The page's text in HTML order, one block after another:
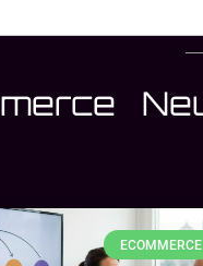
ECOMMERCE